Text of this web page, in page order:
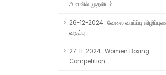
அளவில் முதலிடம்
26-12-2024 : வேலை வாய்ப்பு
வகுப்பு
27-11-2024 : Women Boxing
Competition